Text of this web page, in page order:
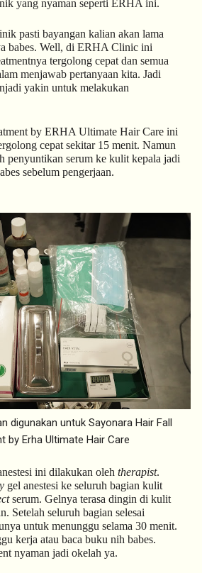
yang nyaman seperti ERHA ini.
pasti bayangan kalian akan lama
babes. Well, di ERHA Clinic ini
tergolong cepat dan semua
menjawab pertanyaan kita. Jadi
yakin untuk melakukan
by ERHA Ultimate Hair Care ini
cepat sekitar 15 menit. Namun
penyuntikan serum ke kulit kepala jadi
sebelum pengerjaan.
digunakan untuk Sayonara Hair Fall
by Erha Ultimate Hair Care
ini dilakukan oleh therapist.
gel anestesi ke seluruh bagian kulit
serum. Gelnya terasa dingin di kulit
Setelah seluruh bagian selesai
untuk menunggu selama 30 menit.
kerja atau baca buku nih babes.
nyaman jadi okelah ya.